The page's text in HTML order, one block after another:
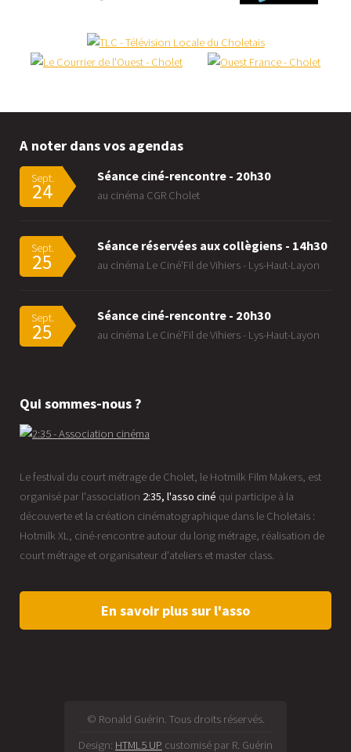
A noter dans vos agendas
Sept.
24
Séance ciné-rencontre - 20h30
au cinéma CGR Cholet
Sept.
25
Séance réservées aux collègiens - 14h30
au cinéma Le Ciné'Fil de Vihiers - Lys-Haut-Layon
Sept.
25
Séance ciné-rencontre - 20h30
au cinéma Le Ciné'Fil de Vihiers - Lys-Haut-Layon
Qui sommes-nous ?
Le festival du court métrage de Cholet, le Hotmilk Film Makers, est
organisé par l'association 2:35, l'asso ciné qui participe à la
découverte et la création cinématographique dans le Choletais :
Hotmilk XL, ciné-rencontre autour du long métrage, réalisation de
court métrage et organisateur d'ateliers et master class.
En savoir plus sur l'asso
© Ronald Guérin. Tous droits réservés.
Design: HTML5 UP customisé par R. Guérin